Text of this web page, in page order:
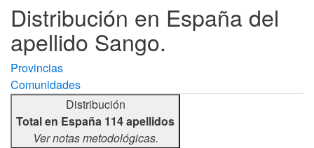
Distribución en España del
apellido Sango.
Provincias
Comunidades
Distribución
Total en España 114 apellidos
Ver notas metodológicas.